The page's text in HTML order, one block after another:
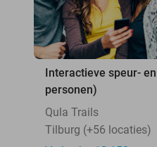
Interactieve speur-
personen)
Qula Trails
Tilburg (+56 locaties)